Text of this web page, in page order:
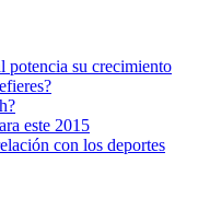
potencia su crecimiento
este 2015
con los deportes